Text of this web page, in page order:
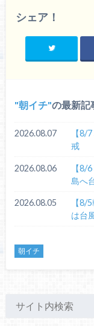
シェア！
朝イチ の最新記
2026.08.07
【8/
戒
2026.08.06
【8/
島へ
2026.08.05
【8/
は台
朝イチ